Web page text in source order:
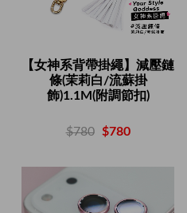
【女神系背帶掛繩】減壓鏈
條(茉莉白/流蘇掛
飾)1.1M(附調節扣)
$780 $780